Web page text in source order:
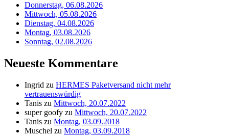
Donnerstag, 06.08.2026
Mittwoch, 05.08.2026
Dienstag, 04.08.2026
Montag, 03.08.2026
Sonntag, 02.08.2026
Neueste Kommentare
Ingrid zu HERMES Paketversand nicht mehr
vertrauenswürdig
Tanis zu Mittwoch, 20.07.2022
super goofy zu Mittwoch, 20.07.2022
Tanis zu Montag, 03.09.2018
Muschel zu Montag, 03.09.2018